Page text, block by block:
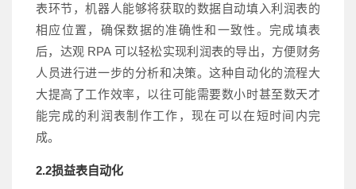
表环节，机器人能够将获取的数据自动填入利润表的
相应位置，确保数据的准确性和一致性。完成填表
后，达观 RPA 可以轻松实现利润表的导出，方便财务
人员进行进一步的分析和决策。这种自动化的流程大
大提高了工作效率，以往可能需要数小时甚至数天才
能完成的利润表制作工作，现在可以在短时间内完
成。
2.2损益表自动化